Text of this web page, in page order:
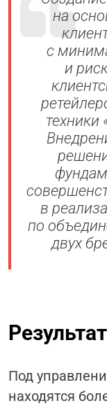
на
с
и
ре
техники
в
по
двух
Результат
Под
находятся